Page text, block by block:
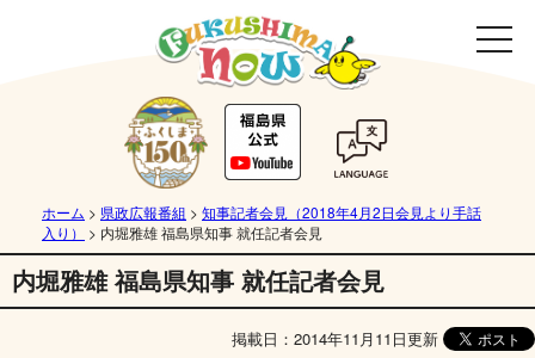
ホーム > 県政広報番組 > 知事記者会見（2018年4月2日会見より手話
入り）
> 内堀雅雄 福島県知事 就任記者会見
内堀雅雄 福島県知事 就任記者会見
掲載日：2014年11月11日更新